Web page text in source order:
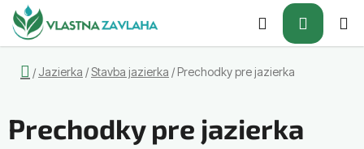
Prejsť
na
obsah
Hľadať
KOŠÍK
Domov
/ Jazierka /Stavba jazierka / Prechodky pre jazierka
Prechodky pre jazierka